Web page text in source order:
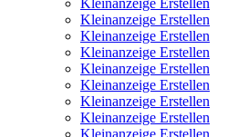
Kleinanzeige Erstellen
Kleinanzeige Erstellen
Kleinanzeige Erstellen
Kleinanzeige Erstellen
Kleinanzeige Erstellen
Kleinanzeige Erstellen
Kleinanzeige Erstellen
Kleinanzeige Erstellen